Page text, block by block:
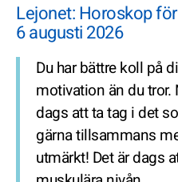
Lejonet: Horoskop
6 augusti 2026
Du har bättre koll på
motivation än du tror.
dags att ta tag i det
gärna tillsammans
utmärkt! Det är dags